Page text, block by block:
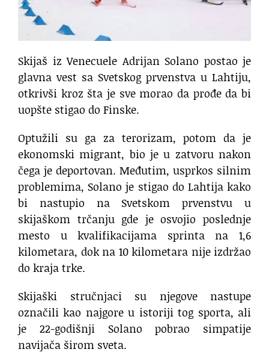
Skijaš iz Venecuele Adrijan Solano postao je
glavna vest sa Svetskog prvenstva u Lahtiju,
otkrivši kroz šta je sve morao da prođe da bi
uopšte stigao do Finske.
Optužili su ga za terorizam, potom da je
ekonomski migrant, bio je u zatvoru nakon
čega je deportovan. Međutim, usprkos silnim
problemima, Solano je stigao do Lahtija kako
bi nastupio na Svetskom prvenstvu u
skijaškom trčanju gde je osvojio poslednje
mesto u kvalifikacijama sprinta na 1,6
kilometara, dok na 10 kilometara nije izdržao
do kraja trke.
Skijaški stručnjaci su njegove nastupe
označili kao najgore u istoriji tog sporta, ali
je 22-godišnji Solano pobrao simpatije
navijača širom sveta.